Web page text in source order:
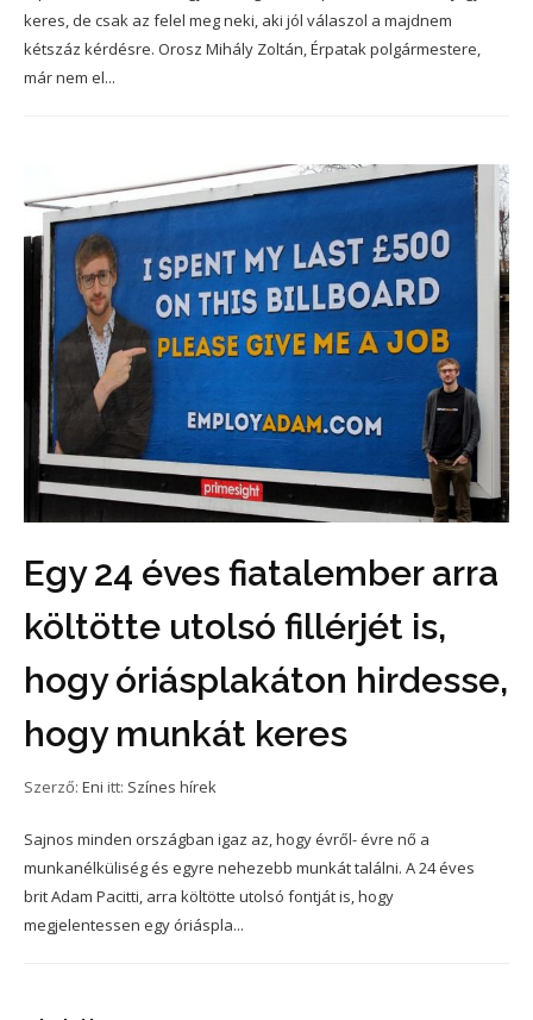
keres, de csak az felel meg neki, aki jól válaszol a majdnem
kétszáz kérdésre. Orosz Mihály Zoltán, Érpatak polgármestere,
már nem el...
Egy 24 éves fiatalember arra
költötte utolsó fillérjét is,
hogy óriásplakáton hirdesse,
hogy munkát keres
Szerző: Eni itt: Színes hírek
Sajnos minden országban igaz az, hogy évről- évre nő a
munkanélküliség és egyre nehezebb munkát találni. A 24 éves
brit Adam Pacitti, arra költötte utolsó fontját is, hogy
megjelentessen egy óriáspla...